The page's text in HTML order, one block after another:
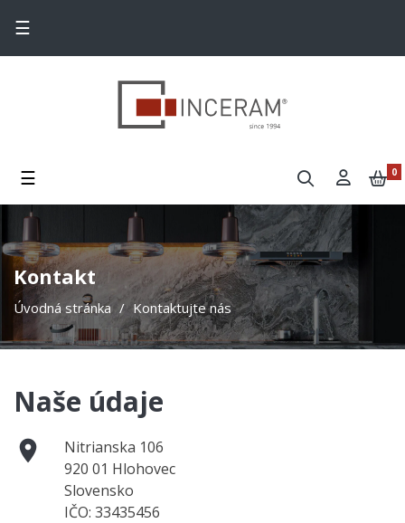
Toggle navigation
☰
Toggle navigation
☰ 0
Kontakt
Úvodná stránka Kontaktujte nás
Naše údaje

Nitrianska 106
920 01 Hlohovec
Slovensko
IČO: 33435456